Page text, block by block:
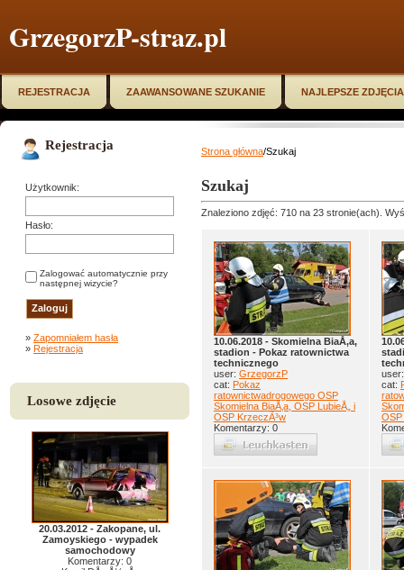
GrzegorzP-straz.pl
REJESTRACJA ZAAWANSOWANE SZUKANIE NAJLEPSZE ZDJĘCIA
Rejestracja
Użytkownik:
Hasło:
Zalogować automatycznie przy
następnej wizycie?
» Zapomniałem hasła
» Rejestracja
Losowe zdjęcie
20.03.2012 - Zakopane, ul.
Zamoyskiego - wypadek
samochodowy
Komentarzy: 0
Strona główna/Szukaj
Szukaj
Znaleziono zdjęć: 710 na 23 stronie(ach).
10.06.2018 - Skomielna BiaÅ‚a,
stadion - Pokaz ratownictwa
technicznego
user: GrzegorzP
cat: Pokaz
ratownictwadrogowego OSP
Skomielna BiaÅ‚a, OSP LubieÅ„ i
OSP KrzeczÃ³w
Komentarzy: 0
cat:
OSP